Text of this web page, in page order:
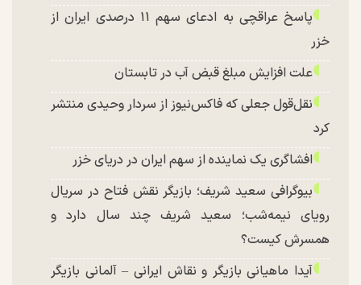
پاسخ عراقچی به ادعای سهم ۱۱ درصدی ایران از
خزر
علت افزایش مبلغ قبض آب در تابستان
نقل‌قول جعلی که فاکس‌نیوز از سردار وحیدی منتشر
کرد
افشاگری یک نماینده از سهم ایران در دریای خزر
بیوگرافی سعید شریف؛ بازیگر نقش فتاح در سریال
رویای نیمه‌شب؛ سعید شریف چند سال دارد و
همسرش کیست؟
آیدا ماهیانی بازیگر و نقاش ایرانی – آلمانی بازیگر